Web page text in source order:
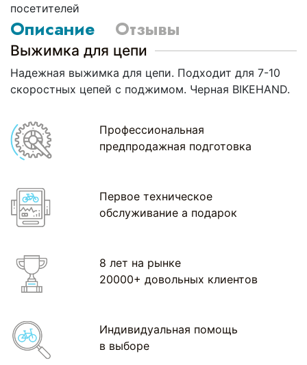
посетителей
Описание Отзывы
Выжимка для цепи
Надежная выжимка для цепи. Подходит для 7-10
скоростных цепей с поджимом. Черная BIKEHAND.
Профессиональная
предпродажная подготовка
Первое техническое
обслуживание а подарок
8 лет на рынке
20000+ довольных клиентов
Индивидуальная помощь
в выборе